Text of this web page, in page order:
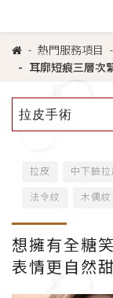
熱門服務項目
耳廓短痕三層次
拉皮手術
拉皮 中下臉拉
法令紋 木偶紋
想擁有全糖
表情更自然